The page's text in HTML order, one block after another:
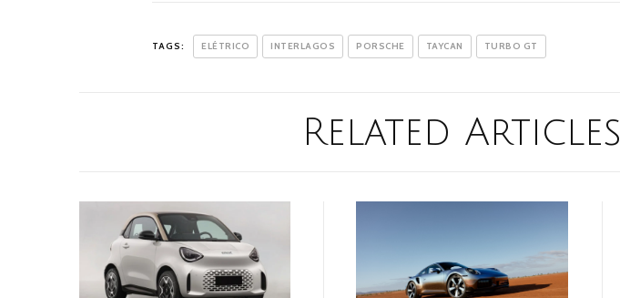
TAGS: ELÉTRICO INTERLAGOS PORSCHE TAYCAN TURBO GT
Related Articles